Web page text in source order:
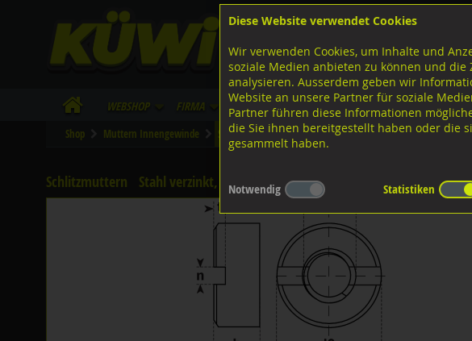
Lagerstrasse 8
Tel. 043 455 20 30
FB
IG
WebShop Firma Lieferinfo Infos/Downloads
Shop Muttern Innengewinde Schlitzmuttern
Schlitzmuttern Stahl verzinkt, DIN546
Diese Website verwendet Cookies
Wir verwenden Cookies, um Inhalte und
soziale Medien anbieten zu können und die
analysieren. Ausserdem geben wir
Website an unsere Partner für soziale
Partner führen diese Informationen
die Sie ihnen bereitgestellt haben oder die
gesammelt haben.
Notwendig Statistiken